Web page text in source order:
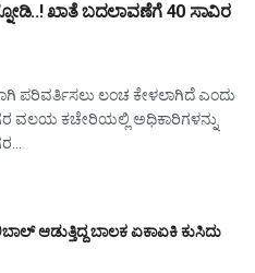
ಖಾತೆ ಬದಲಾವಣೆಗೆ 40 ಸಾವಿರ
ಪರಿವರ್ತಿಸಲು ಲಂಚ ಕೇಳಲಾಗಿದೆ ಎಂದು
ವಲಯ ಕಚೇರಿಯಲ್ಲಿ ಅಧಿಕಾರಿಗಳನ್ನು
ಆಡುತ್ತಿದ್ದ ಬಾಲಕ ಏಕಾಏಕಿ ಕುಸಿದು